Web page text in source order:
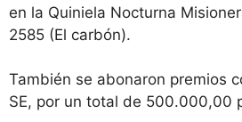
en la Quiniela Nocturna
2585 (El carbón).
También se abonaron premios
SE, por un total de 500.000,00